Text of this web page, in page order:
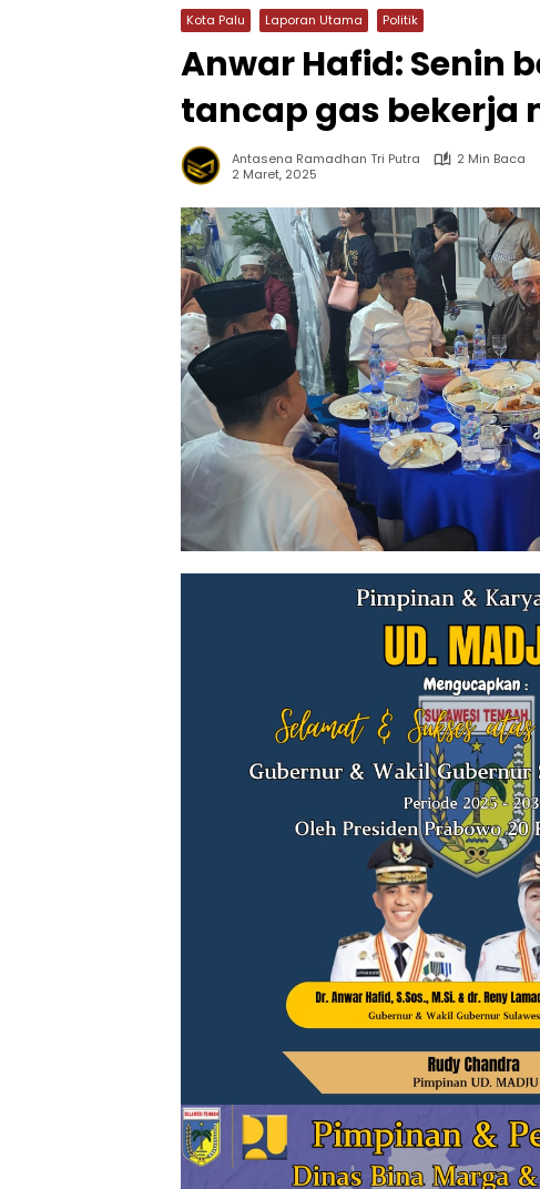
Kota Palu Laporan Utama Politik
Anwar Hafid: Senin
tancap gas bekerja
Antasena Ramadhan Tri Putra
2 Min Baca
2 Maret, 2025